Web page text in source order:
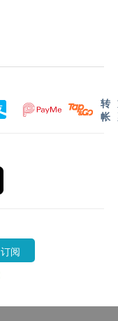
转
帐
订阅